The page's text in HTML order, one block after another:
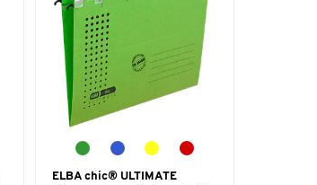
ELBA chic® ULTIMATE